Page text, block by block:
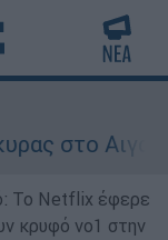
Αιγαίο:
Το Netflix έφερε
κρυφό νο1 στην